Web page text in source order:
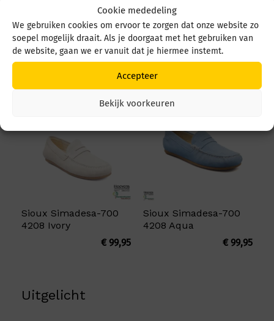
Cookie mededeling
We gebruiken cookies om ervoor te zorgen dat onze website zo
soepel mogelijk draait. Als je doorgaat met het gebruiken van
de website, gaan we er vanuit dat je hiermee instemt.
Accepteer
Bekijk voorkeuren
Sioux Simadesa-700
4208 Princess
€99,95
Sioux Cambria-HW
69396 Zwart
€119,95
Sioux Simadesa-700
4208 Ivory
€99,95
Sioux Simadesa-700
4208 Aqua
€99,95
Uitgelicht